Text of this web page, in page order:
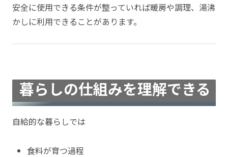
安全に使用できる条件が整っていれば暖房や調理、湯沸
かしに利用できることがあります。
暮らしの仕組みを理解できる
自給的な暮らしでは
食料が育つ過程